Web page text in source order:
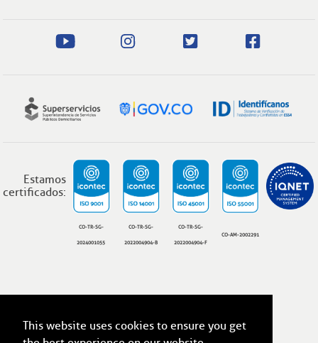
This website uses cookies to ensure you get
Estamos
certificados:
CO-TR-SG-
2024001055
CO-TR-SG-
2022004904-B
CO-TR-SG-
2022004904-F
CO-AM-2002291
ESSA, Todos los derechos reservados 2026